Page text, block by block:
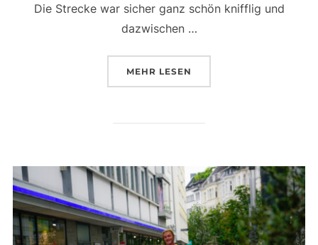
Die Strecke war sicher ganz schön knifflig und
dazwischen …
MEHR ÜBER „DER DRACHENLAUF
LESEN